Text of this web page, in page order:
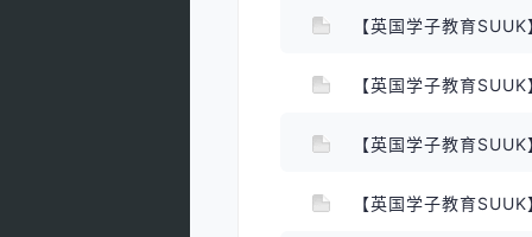
【英国学子教育
【英国学子教育
【英国学子教育